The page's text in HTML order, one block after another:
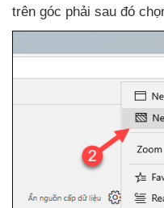
trên góc phải sau đó